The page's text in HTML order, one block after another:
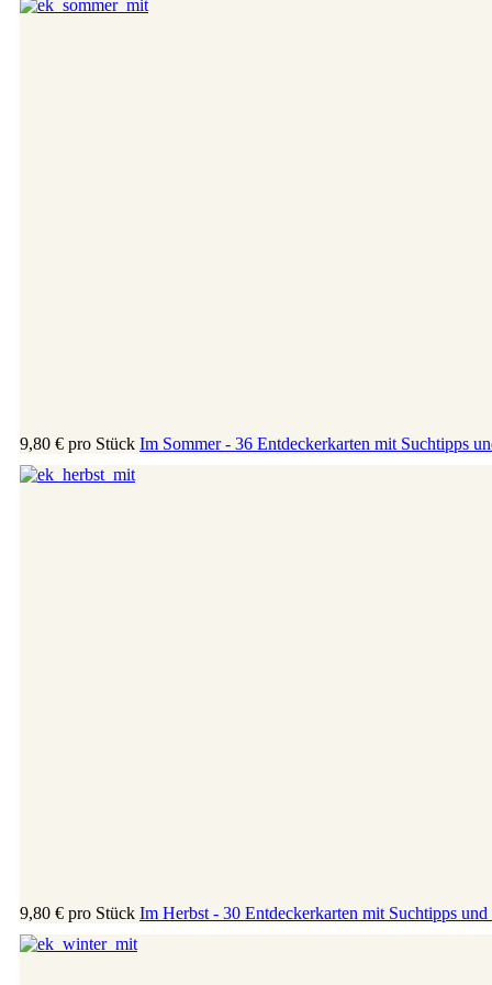
9,80 € pro Stück Im Sommer - 36 Entdeckerkarten mit Suchtipps
9,80 € pro Stück Im Herbst - 30 Entdeckerkarten mit Suchtipps